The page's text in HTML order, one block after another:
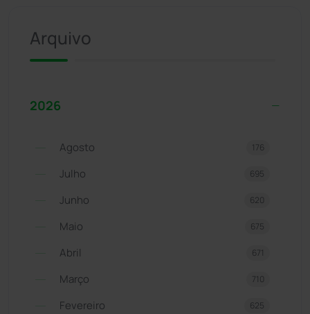
Arquivo
2026
Agosto 176
Julho 695
Junho 620
Maio 675
Abril 671
Março 710
Fevereiro 625